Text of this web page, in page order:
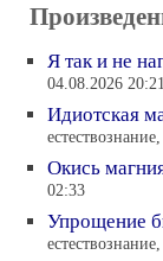
Я так и не
04.08.2026 20:21
Идиотская
Окись
02:33
Упрощение